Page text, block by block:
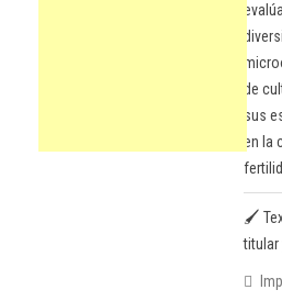
de
sus
en la
🖌️
titular